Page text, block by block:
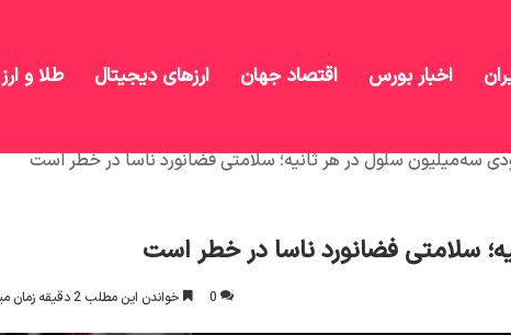
اخبار بورس اقتصاد جهان ارزهای دیجیتال طلا و ارز
سه‌میلیون سلول در هر ثانیه؛ سلامتی فضانورد ناسا در خطر است
سلامتی فضانورد ناسا در خطر است
0 خواندن این مطلب 2 دقیقه زمان میبرد